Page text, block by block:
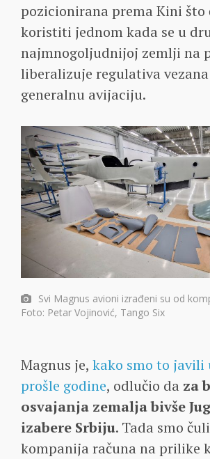
pozicionirana prema Kini što
koristiti jednom kada se u
najmnogoljudnijoj zemlji na
liberalizuje regulativa
generalnu avijaciju.
Svi Magnus avioni izrađeni su od
Foto: Petar Vojinović, Tango Six
Magnus je, kako smo to javili
prošle godine, odlučio da za
osvajanja zemalja bivše
izabere Srbiju. Tada smo
kompanija računa na prilike